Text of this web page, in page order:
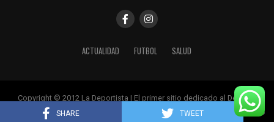
SHARE TWEET
ACTUALIDAD FUTBOL SALUD
Copyright © 2012 La Deportista | El primer sitio dedicado al Deporte